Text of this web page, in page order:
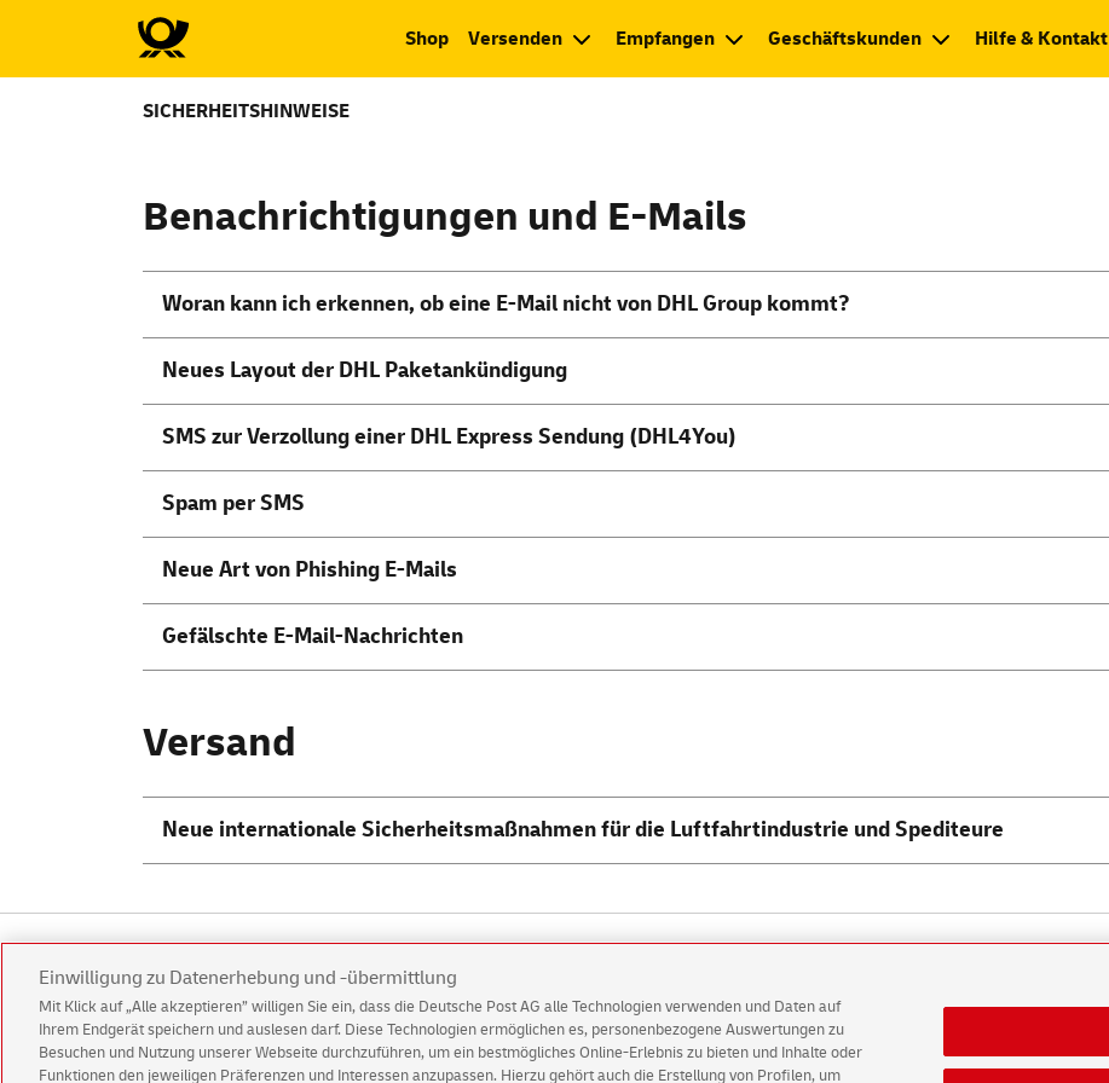
Shop Versenden Empfangen Geschäftskunden Hilfe & Kontakt
SICHERHEITSHINWEISE
Sicherheitshinweise
Benachrichtigungen und E-Mails
Woran kann ich erkennen, ob eine E-Mail nicht von DHLGroup kommt?
Neues Layout der DHL Paketankündigung
SMS zur Verzollung einer DHL Express Sendung (DHL4You)
Spam per SMS
Neue Art von Phishing E-Mails
Gefälschte E-Mail-Nachrichten
Versand
Neue internationale Sicherheitsmaßnahmen für die Luftfahrtindustrie und Spediteure
Kundenservice Warnung vor gefälschten
Impressum Rechtliche Hinweise Datenschutz Barrierefreiheit Einwilligungs-Einstellungen
Einwilligung zu Datenerhebung und -übermittlung
Mit Klick auf „Alle akzeptieren” willigen Sie ein, dass die Deutsche Post AG alle Technologien verwenden und Daten auf
Ihrem Endgerät speichern und auslesen darf. Diese Technologien ermöglichen es, personenbezogene Auswertungen zu
Besuchen und Nutzung unserer Webseite durchzuführen, um ein bestmögliches Online-Erlebnis zu bieten und Inhalte oder
Funktionen den jeweiligen Präferenzen und Interessen anzupassen. Hierzu gehört auch die Erstellung von Profilen, um